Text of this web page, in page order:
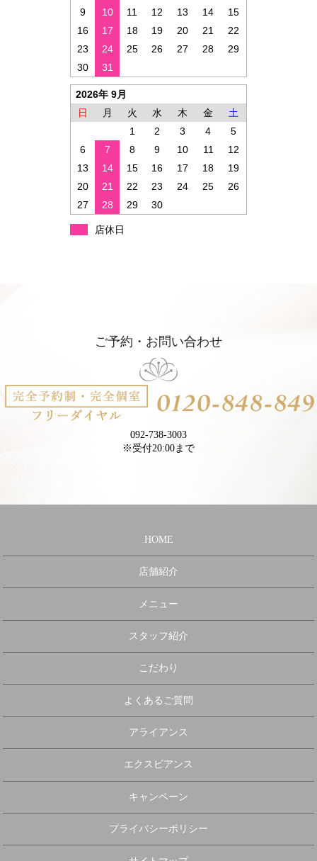
9
10 11 12 13 14
15
16
17 18 19 20 21
22
23
24 25 26 27 28
29
30
31
2026年 9月
日
月 火 水 木 金
土
1
2 3 4
5
6
7 8 9 10 11
12
13
14 15 16 17 18
19
20
21 22 23 24 25
26
27
28 29 30
店休日
ご予約・お問い合わせ
092-738-3003
※受付20:00まで
HOME
店舗紹介
メニュー
スタッフ紹介
こだわり
よくあるご質問
アライアンス
エクスビアンス
キャンペーン
プライバシーポリシー